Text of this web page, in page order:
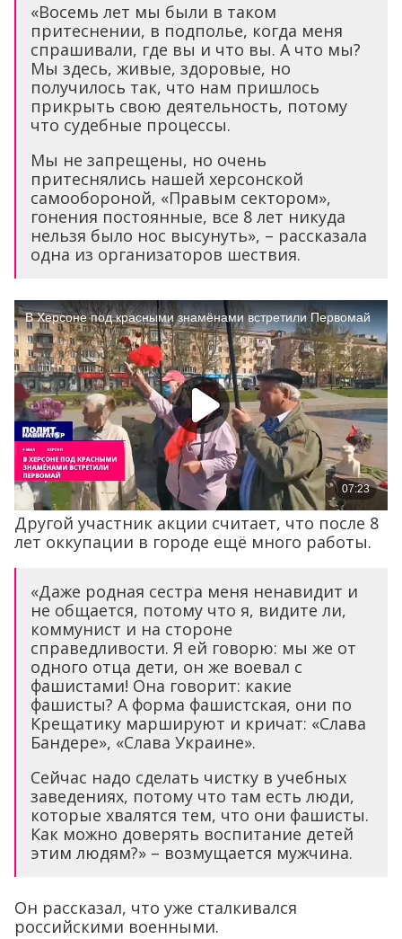
«Восемь лет мы были в таком
притеснении, в подполье, когда меня
спрашивали, где вы и что вы. А что мы?
Мы здесь, живые, здоровые, но
получилось так, что нам пришлось
прикрыть свою деятельность, потому
что судебные процессы.
Мы не запрещены, но очень
притеснялись нашей херсонской
самообороной, «Правым сектором»,
гонения постоянные, все 8 лет никуда
нельзя было нос высунуть», – рассказала
одна из организаторов шествия.
Другой участник акции считает, что после 8
лет оккупации в городе ещё много работы.
«Даже родная сестра меня ненавидит и
не общается, потому что я, видите ли,
коммунист и на стороне
справедливости. Я ей говорю: мы же от
одного отца дети, он же воевал с
фашистами! Она говорит: какие
фашисты? А форма фашистская, они по
Крещатику маршируют и кричат: «Слава
Бандере», «Слава Украине».
Сейчас надо сделать чистку в учебных
заведениях, потому что там есть люди,
которые хвалятся тем, что они фашисты.
Как можно доверять воспитание детей
этим людям?» – возмущается мужчина.
Он рассказал, что уже сталкивался
российскими военными.